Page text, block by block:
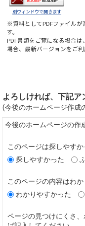
別ウィンドウで開きます
※資料としてPDFファイルが
す。
PDF書類をご覧になる場合は
場合、最新バージョンをご利